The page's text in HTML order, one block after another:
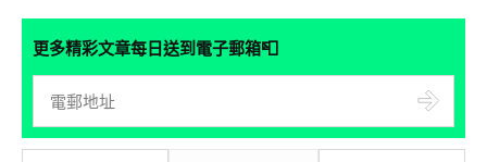
更多精彩文章每日送到電子郵箱📮